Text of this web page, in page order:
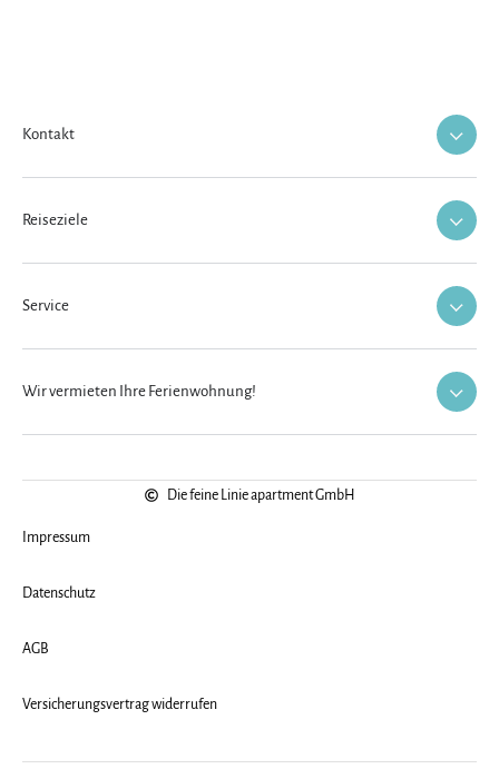
Kontakt
Reiseziele
Service
Wir vermieten Ihre Ferienwohnung!
Die feine Linie apartment GmbH
Impressum
Datenschutz
AGB
Versicherungsvertrag widerrufen